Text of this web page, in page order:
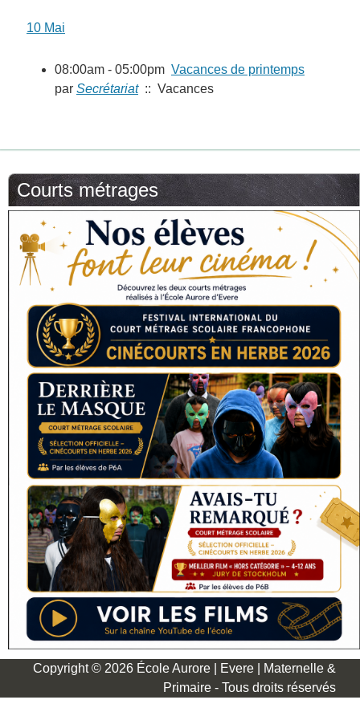
10 Mai
08:00am - 05:00pm Vacances de printemps
par Secrétariat:: Vacances
Courts métrages
Copyright © 2026 École Aurore | Evere | Maternelle &
Primaire - Tous droits réservés